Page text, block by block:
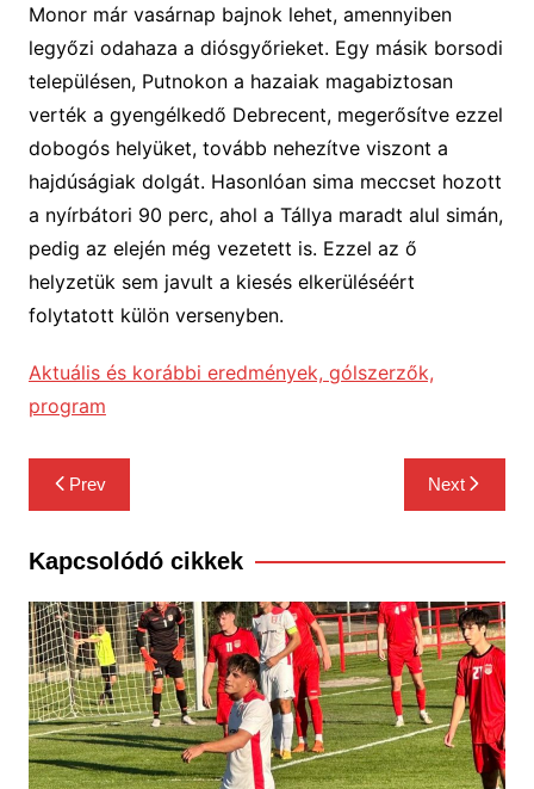
Monor már vasárnap bajnok lehet, amennyiben
legyőzi odahaza a diósgyőrieket. Egy másik borsodi
településen, Putnokon a hazaiak magabiztosan
verték a gyengélkedő Debrecent, megerősítve ezzel
dobogós helyüket, tovább nehezítve viszont a
hajdúságiak dolgát. Hasonlóan sima meccset hozott
a nyírbátori 90 perc, ahol a Tállya maradt alul simán,
pedig az elején még vezetett is. Ezzel az ő
helyzetük sem javult a kiesés elkerüléséért
folytatott külön versenyben.
Aktuális és korábbi eredmények, gólszerzők,
program
Bejegyzés
navigáció
Prev Next
Kapcsolódó cikkek